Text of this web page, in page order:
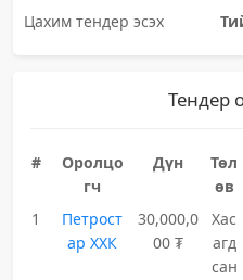
Цахим тендер эсэх
Тендер
#
Оролцо
гч
Дүн
Төл
өв
1
Петрост
ар ХХК
30,000,0
00 ₮
Хас
агд
сан